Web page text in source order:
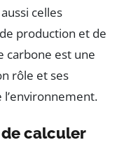
celles
production et de
carbone est une
rôle et ses
calculer